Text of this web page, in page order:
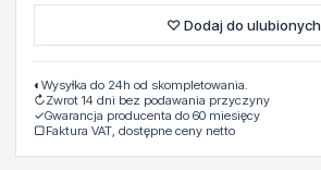
♡ Dodaj do ulubionych
◐ Wysyłka do 24h od skompletowania.
↻Zwrot 14 dni bez podawania przyczyny
✓Gwarancja producenta do 60 miesięcy
▢Faktura VAT, dostępne ceny netto